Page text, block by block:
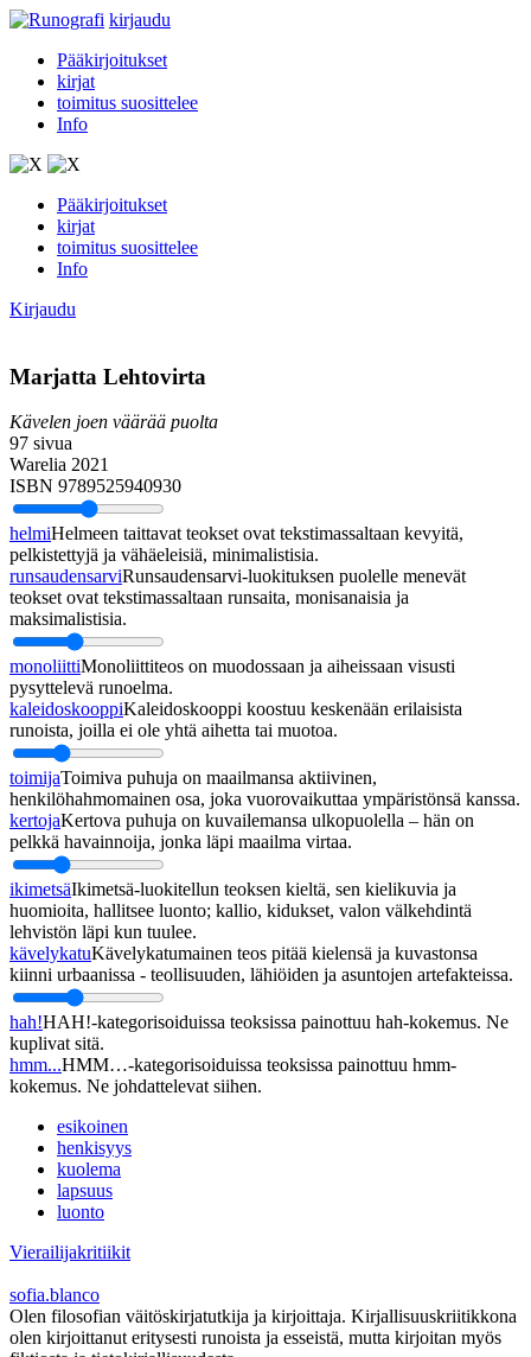
kirjaudu
Pääkirjoitukset
kirjat
toimitus suosittelee
Info
Pääkirjoitukset
kirjat
toimitus suosittelee
Info
Kirjaudu
Marjatta Lehtovirta
Kävelen joen väärää puolta
97 sivua
Warelia 2021
ISBN 9789525940930
helmiHelmeen taittavat teokset ovat tekstimassaltaan kevyitä,
pelkistettyjä ja vähäeleisiä, minimalistisia.
runsaudensarviRunsaudensarvi-luokituksen puolelle menevät
teokset ovat tekstimassaltaan runsaita, monisanaisia ja
maksimalistisia.
monoliittiMonoliittiteos on muodossaan ja aiheissaan visusti
pysyttelevä runoelma.
kaleidoskooppiKaleidoskooppi koostuu keskenään erilaisista
runoista, joilla ei ole yhtä aihetta tai muotoa.
toimijaToimiva puhuja on maailmansa aktiivinen,
henkilöhahmomainen osa, joka vuorovaikuttaa ympäristönsä kanssa.
kertojaKertova puhuja on kuvailemansa ulkopuolella – hän on
pelkkä havainnoija, jonka läpi maailma virtaa.
ikimetsäIkimetsä-luokitellun teoksen kieltä, sen kielikuvia ja
huomioita, hallitsee luonto; kallio, kidukset, valon välkehdintä
lehvistön läpi kun tuulee.
kävelykatuKävelykatumainen teos pitää kielensä ja kuvastonsa
kiinni urbaanissa - teollisuuden, lähiöiden ja asuntojen artefakteissa.
hah!HAH!-kategorisoiduissa teoksissa painottuu hah-kokemus. Ne
kuplivat sitä.
hmm...HMM…-kategorisoiduissa teoksissa painottuu hmm-
kokemus. Ne johdattelevat siihen.
esikoinen
henkisyys
kuolema
lapsuus
luonto
Vierailijakritiikit
sofia.blanco
Olen filosofian väitöskirjatutkija ja kirjoittaja. Kirjallisuuskriitikkona
olen kirjoittanut eritysesti runoista ja esseistä, mutta kirjoitan myös